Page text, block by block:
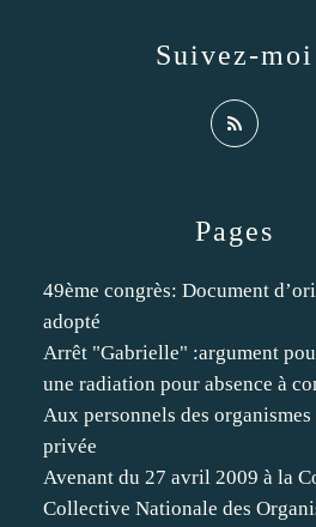
Pages
49ème congrès: Document
adopté
Arrêt "Gabrielle" :argument
une radiation pour absence à
Aux personnels des
privée
Avenant du 27 avril 2009 à la
Collective Nationale des
Suivez-moi